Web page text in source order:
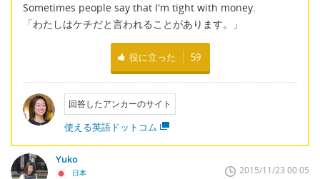
Sometimes people say that I'm tight with money.
「わたしはケチだと言われることがあります。」
役に立った 59
回答したアンカーのサイト
使える英語ドットコム
Yuko
日本 2015/11/23 00:05